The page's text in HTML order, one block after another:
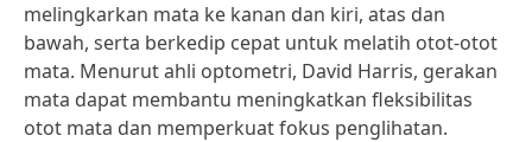
melingkarkan mata ke kanan dan kiri, atas dan
bawah, serta berkedip cepat untuk melatih otot-otot
mata. Menurut ahli optometri, David Harris, gerakan
mata dapat membantu meningkatkan fleksibilitas
otot mata dan memperkuat fokus penglihatan.